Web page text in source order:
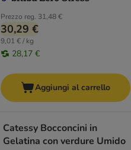
Prezzo reg. 31,48 €
30,29 €
9,01 € / kg
28,17 €
Aggiungi al carrello
Catessy Bocconcini in
Gelatina con verdure Umido